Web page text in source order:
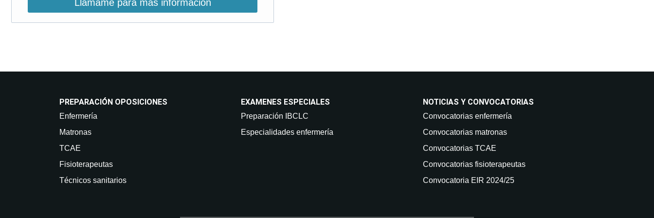
Llámame para más información
PREPARACIÓN OPOSICIONES
Enfermería
Matronas
TCAE
Fisioterapeutas
Técnicos sanitarios
EXAMENES ESPECIALES
Preparación IBCLC
Especialidades enfermería
NOTICIAS Y CONVOCATORIAS
Convocatorias enfermería
Convocatorias matronas
Convocatorias TCAE
Convocatorias fisioterapeutas
Convocatoria EIR 2024/25